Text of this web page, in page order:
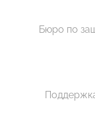
Бюро по